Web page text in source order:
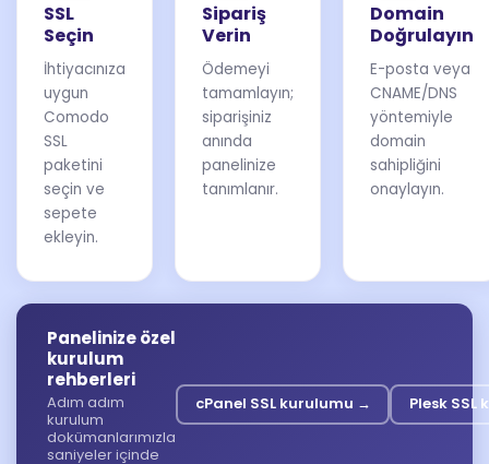
SSL
Seçin
İhtiyacınıza
uygun
Comodo
SSL
paketini
seçin ve
sepete
ekleyin.
Sipariş
Verin
Ödemeyi
tamamlayın;
siparişiniz
anında
panelinize
tanımlanır.
Domain
Doğrulayın
E-posta veya
CNAME/DNS
yöntemiyle
domain
sahipliğini
onaylayın.
Panelinize özel
kurulum
rehberleri
Adım adım
kurulum
dokümanlarımızla
saniyeler içinde
cPanel SSL kurulumu → Plesk